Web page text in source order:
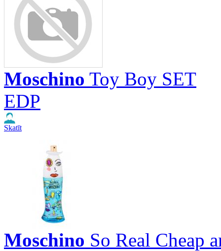
Moschino Toy Boy SET
EDP
Skatīt
Moschino So Real Cheap